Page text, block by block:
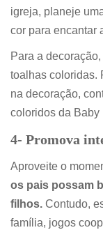
igreja, planeje
cor para encantar
Para a
toalhas coloridas.
na decoração,
coloridos da Baby
4- Promova
Aproveite o
os pais possam
filhos. Contudo,
família, jogos